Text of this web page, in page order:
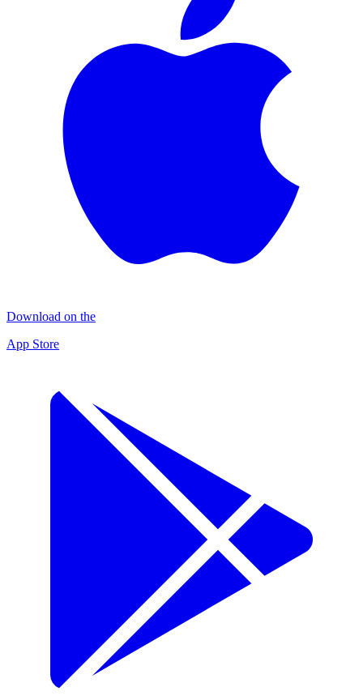
Download on the
App Store